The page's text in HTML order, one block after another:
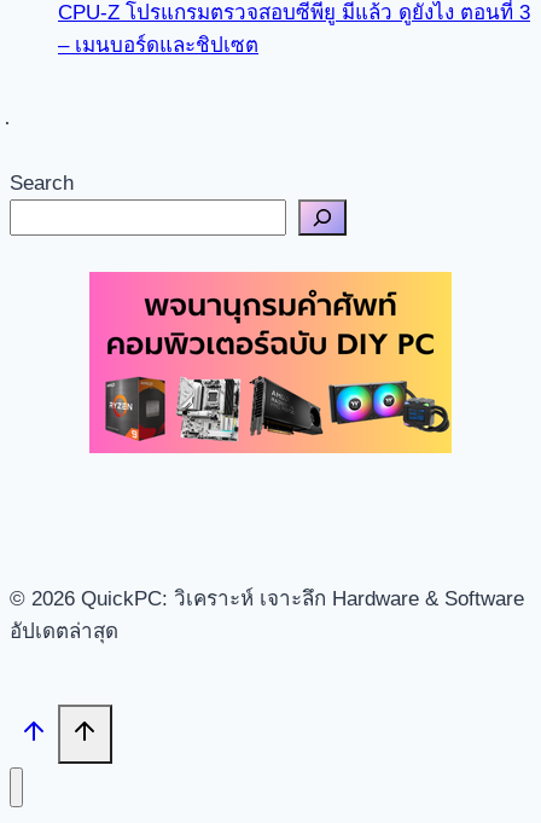
CPU-Z โปรแกรมตรวจสอบซีพียู มีแล้ว ดูยังไง ตอนที่ 3
– เมนบอร์ดและชิปเซต
Search
© 2026 QuickPC: วิเคราะห์ เจาะลึก Hardware & Software
อัปเดตล่าสุด